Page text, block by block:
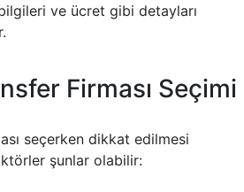
ve ücret gibi detayları
Firması Seçimi
seçerken dikkat edilmesi
şunlar olabilir: